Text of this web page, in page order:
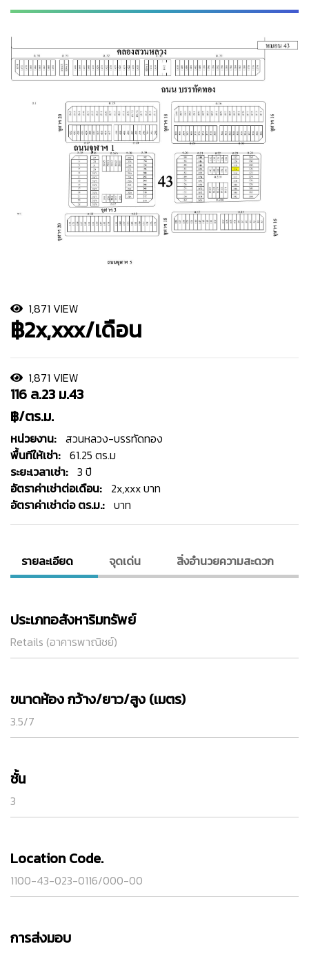
1,871 VIEW
฿2x,xxx/เดือน
1,871 VIEW
116 ล.23 ม.43
฿/ตร.ม.
หน่วยงาน: สวนหลวง-บรรทัดทอง
พื้นทีให้เช่า: 61.25 ตร.ม
ระยะเวลาเช่า: 3 ปี
อัตราค่าเช่าต่อเดือน:
2x,xxx บาท
อัตราค่าเช่าต่อ ตร.ม.: บาท
รายละเอียด จุดเด่น สิ่งอํานวยความสะดวก
ประเภทอสังหาริมทรัพย์
Retails (อาคารพาณิชย์)
ขนาดห้อง กว้าง/ยาว/สูง (เมตร)
3.5/7
ชั้น
3
Location Code.
1100-43-023-0116/000-00
การส่งมอบ